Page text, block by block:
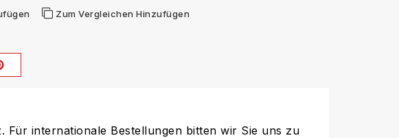
Zum Vergleichen Hinzufügen
Für internationale Bestellungen bitten wir Sie uns zu